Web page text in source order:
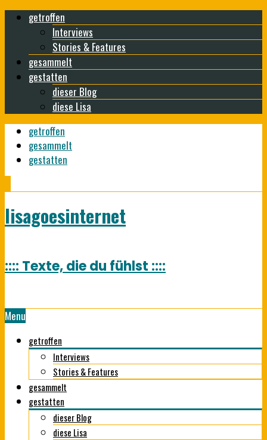
getroffen
Interviews
Stories & Features
gesammelt
gestatten
dieser Blog
diese Lisa
getroffen
gesammelt
gestatten
lisagoesinternet
:::: Texte, die du fühlst ::::
Menu
getroffen
Interviews
Stories & Features
gesammelt
gestatten
dieser Blog
diese Lisa